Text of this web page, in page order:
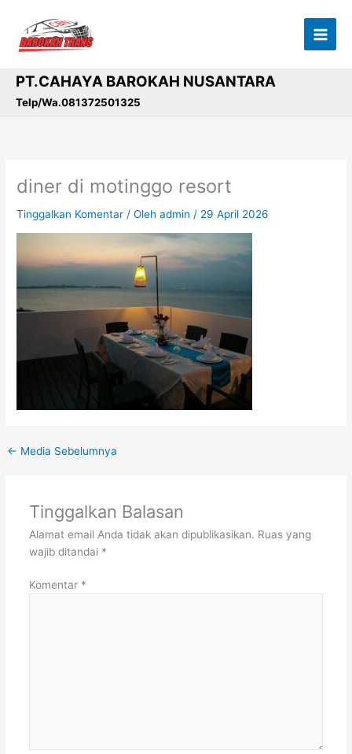
konten
PT.CAHAYA BAROKAH NUSANTARA
Telp/Wa.081372501325
diner di motinggo resort
Tinggalkan Komentar / Olehadmin / 29 April 2026
← Media Sebelumnya
Tinggalkan Balasan
Alamat email Anda tidak akan dipublikasikan. Ruas yang
wajib ditandai *
Komentar *